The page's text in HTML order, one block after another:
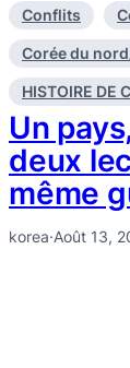
Conflits
Corée du
HISTOIRE DE
Un
deux
même
korea·Août 13,